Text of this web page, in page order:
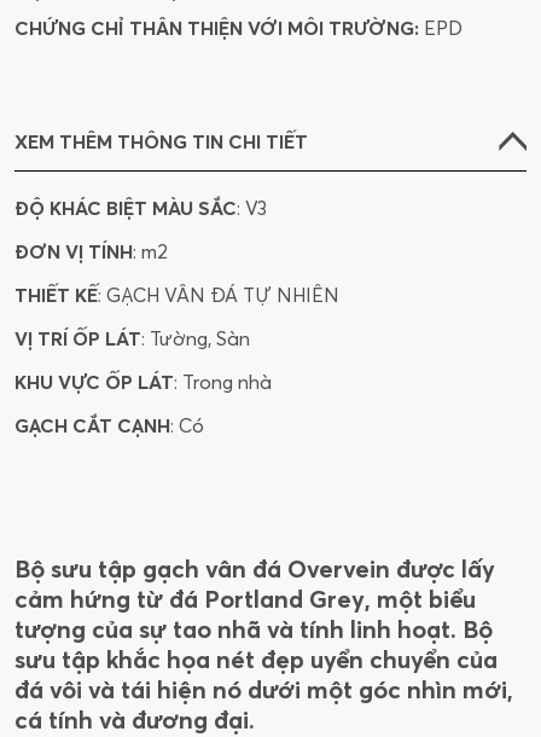
CHỨNG CHỈ THÂN THIỆN VỚI MÔI TRƯỜNG: EPD
XEM THÊM THÔNG TIN CHI TIẾT
ĐỘ KHÁC BIỆT MÀU SẮC: V3
ĐƠN VỊ TÍNH: m2
THIẾT KẾ: GẠCH VÂN ĐÁ TỰ NHIÊN
VỊ TRÍ ỐP LÁT: Tường, Sàn
KHU VỰC ỐP LÁT: Trong nhà
GẠCH CẮT CẠNH: Có
Bộ sưu tập gạch vân đá Overvein được lấy
cảm hứng từ đá Portland Grey, một biểu
tượng của sự tao nhã và tính linh hoạt. Bộ
sưu tập khắc họa nét đẹp uyển chuyển của
đá vôi và tái hiện nó dưới một góc nhìn mới,
cá tính và đương đại.